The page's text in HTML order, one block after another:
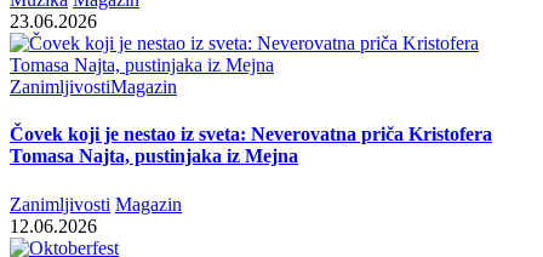
23.06.2026
ZanimljivostiMagazin
Čovek koji je nestao iz sveta: Neverovatna priča Kristofera
Tomasa Najta, pustinjaka iz Mejna
Zanimljivosti Magazin
12.06.2026